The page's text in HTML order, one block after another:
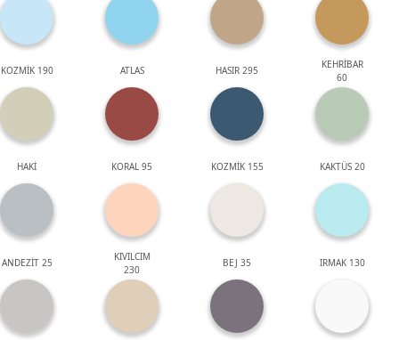
KOZMİK 190 ATLAS HASIR 295
KEHRİBAR
60
HAKİ KORAL 95 KOZMİK 155 KAKTÜS 20
ANDEZİT 25
KIVILCIM
230
BEJ 35 IRMAK 130